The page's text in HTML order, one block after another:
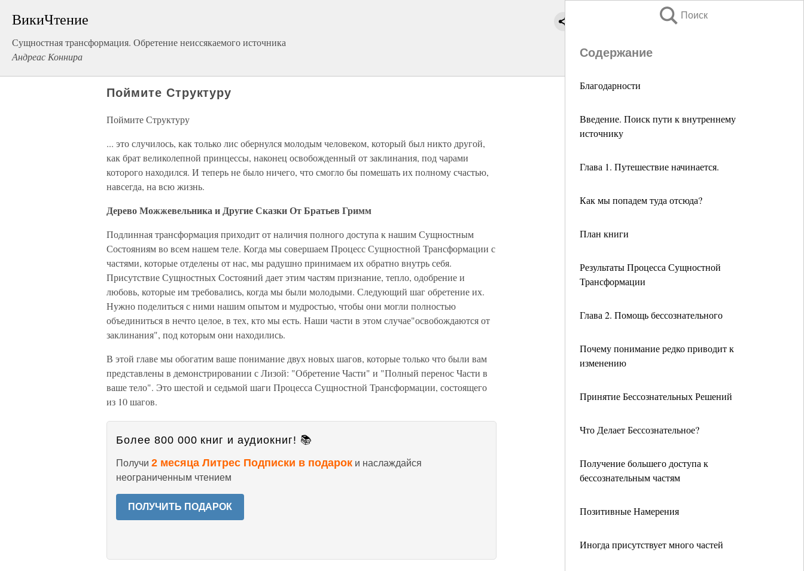
ВикиЧтение
Сущностная трансформация. Обретение неиссякаемого источника
Андреас Коннира
Поиск
Содержание
Благодарности
Введение. Поиск пути к внутреннему
источнику
Глава 1. Путешествие начинается.
Как мы попадем туда отсюда?
План книги
Результаты Процесса Сущностной
Трансформации
Глава 2. Помощь бессознательного
Почему понимание редко приводит к
изменению
Принятие Бессознательных Решений
Что Делает Бессознательное?
Получение большего доступа к
бессознательным частям
Позитивные Намерения
Иногда присутствует много частей
Поймите Структуру
Поймите Структуру
... это случилось, как только лис обернулся молодым человеком, который был никто другой,
как брат великолепной принцессы, наконец освобожденный от заклинания, под чарами
которого находился. И теперь не было ничего, что смогло бы помешать их полному счастью,
навсегда, на всю жизнь.
Дерево Можжевельника и Другие Сказки От Братьев Гримм
Подлинная трансформация приходит от наличия полного доступа к нашим Сущностным
Состояниям во всем нашем теле. Когда мы совершаем Процесс Сущностной Трансформации с
частями, которые отделены от нас, мы радушно принимаем их обратно внутрь себя.
Присутствие Сущностных Состояний дает этим частям признание, тепло, одобрение и
любовь, которые им требовались, когда мы были молодыми. Следующий шаг обретение их.
Нужно поделиться с ними нашим опытом и мудростью, чтобы они могли полностью
объединиться в нечто целое, в тех, кто мы есть. Наши части в этом случае"освобождаются от
заклинания", под которым они находились.
В этой главе мы обогатим ваше понимание двух новых шагов, которые только что были вам
представлены в демонстрировании с Лизой: "Обретение Части" и "Полный перенос Части в
ваше тело". Это шестой и седьмой шаги Процесса Сущностной Трансформации, состоящего
из 10 шагов.
Более 800 000 книг и аудиокниг! 📚
Получи 2 месяца Литрес Подписки в подарок и наслаждайся
неограниченным чтением
ПОЛУЧИТЬ ПОДАРОК